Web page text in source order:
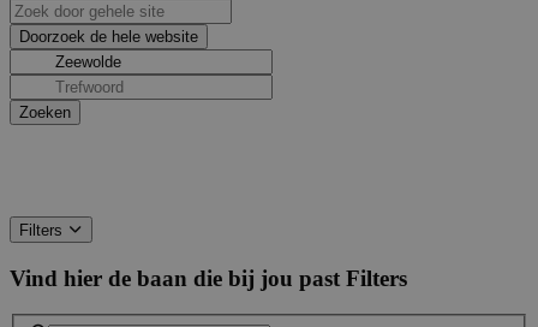
Filters
Vind hier de baan die bij jou past Filters